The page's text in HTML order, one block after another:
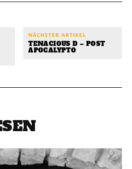
NÄCHSTER ARTIKEL
TENACIOUS D – POST
APOCALYPTO